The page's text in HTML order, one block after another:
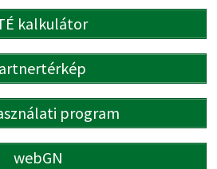
kalkulátor
program
webGN